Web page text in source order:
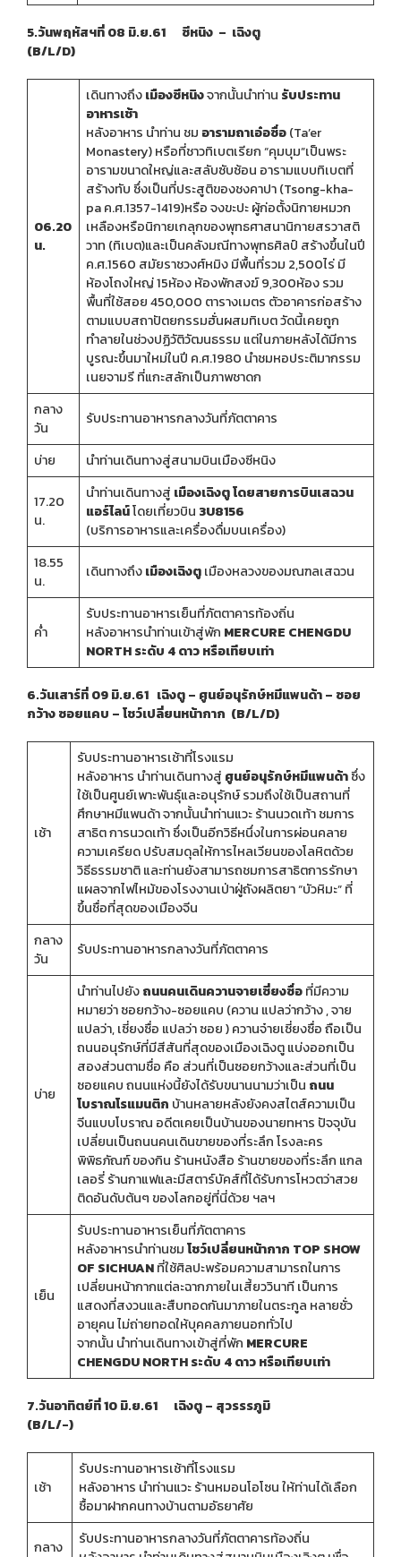
5.วันพฤหัสฯที่ 08 มิ.ย.61 ซีหนิง – เฉิงตู
(B/L/D)
06.20
น.
เดินทางถึงเมืองซีหนิงจากนั้นนำท่าน รับประทาน
อาหารเช้า
หลังอาหาร นำท่าน ชม อารามถาเอ๋อซื่อ(Ta’er
Monastery)หรือที่ชาวทิเบตเรียก “คุมบุม”เป็นพระ
อารามขนาดใหญ่และสลับซับซ้อน อารามแบบทิเบตที่
สร้างทับ ซึ่งเป็นที่ประสูติของชงคาปา (Tsong-kha-
pa ค.ศ.1357-1419)หรือ จงขะปะ ผู้ก่อตั้งนิกายหมวก
เหลืองหรือนิกายเกลุกของพุทธศาสนานิกายสรวาสติ
วาท (ทิเบต)และเป็นคลังมณีทางพุทธศิลป์ สร้างขึ้นในปี
ค.ศ.1560 สมัยราชวงศ์หมิง มีพื้นที่รวม 2,500ไร่ มี
ห้องโถงใหญ่ 15ห้อง ห้องพักสงฆ์ 9,300ห้อง รวม
พื้นที่ใช้สอย 450,000 ตารางเมตร ตัวอาคารก่อสร้าง
ตามแบบสถาปัตยกรรมฮั่นผสมทิเบต วัดนี้เคยถูก
ทำลายในช่วงปฏิวัติวัฒนธรรม แต่ในภายหลังได้มีการ
บูรณะขึ้นมาใหม่ในปี ค.ศ.1980 นำชมหอประติมากรรม
เนยจามรี ที่แกะสลักเป็นภาพชาดก
กลาง
วัน
รับประทานอาหารกลางวันที่ภัตตาคาร
บ่าย นำท่านเดินทางสู่สนามบินเมืองซีหนิง
17.20
น.
นำท่านเดินทางสู่ เมืองเฉิงตูโดยสายการบินเสฉวน
แอร์ไลน์โดยเที่ยวบิน 3U8156
(บริการอาหารและเครื่องดื่มบนเครื่อง)
18.55
น.
เดินทางถึงเมืองเฉิงตูเมืองหลวงของมณฑลเสฉวน
ค่ำ
รับประทานอาหารเย็นที่ภัตตาคารท้องถิ่น
หลังอาหารนำท่านเข้าสู่พัก MERCURE CHENGDU
NORTH ระดับ 4 ดาว หรือเทียบเท่า
6.วันเสาร์ที่ 09 มิ.ย.61 เฉิงตู – ศูนย์อนุรักษ์หมีแพนด้า – ซอย
กว้าง ซอยแคบ – โชว์เปลี่ยนหน้ากาก (B/L/D)
เช้า
รับประทานอาหารเช้าที่โรงแรม
หลังอาหาร นำท่านเดินทางสู่ ศูนย์อนุรักษ์หมีแพนด้าซึ่ง
ใช้เป็นศูนย์เพาะพันธุ์และอนุรักษ์ รวมถึงใช้เป็นสถานที่
ศึกษาหมีแพนด้า จากนั้นนำท่านแวะ ร้านนวดเท้า ชมการ
สาธิต การนวดเท้า ซึ่งเป็นอีกวิธีหนึ่งในการผ่อนคลาย
ความเครียด ปรับสมดุลให้การไหลเวียนของโลหิตด้วย
วิธีธรรมชาติ และท่านยังสามารถชมการสาธิตการรักษา
แผลจากไฟไหม้ของโรงงานเป่าฝู่ถังผลิตยา “บัวหิมะ” ที่
ขึ้นชื่อที่สุดของเมืองจีน
กลาง
วัน
รับประทานอาหารกลางวันที่ภัตตาคาร
บ่าย
นำท่านไปยังถนนคนเดินควานจายเซี่ยงซื่อที่มีความ
หมายว่า ซอยกว้าง-ซอยแคบ (ควาน แปลว่ากว้าง , จาย
แปลว่า, เซี่ยงซื่อ แปลว่า ซอย ) ควานจ๋ายเซี่ยงซื่อ ถือเป็น
ถนนอนุรักษ์ที่มีสีสันที่สุดของเมืองเฉิงตู แบ่งออกเป็น
สองส่วนตามชื่อ คือ ส่วนที่เป็นซอยกว้างและส่วนที่เป็น
ซอยแคบ ถนนแห่งนี้ยังได้รับขนานนามว่าเป็น ถนน
โบราณโรแมนติก บ้านหลายหลังยังคงสไตส์ความเป็น
จีนแบบโบราณ อดีตเคยเป็นบ้านของนายทหาร ปัจจุบัน
เปลี่ยนเป็นถนนคนเดินขายของที่ระลึก โรงละคร
พิพิธภัณฑ์ ของกิน ร้านหนังสือ ร้านขายของที่ระลึก แกล
เลอรี่ ร้านกาแฟและมีสตาร์บัคส์ที่ได้รับการโหวตว่าสวย
ติดอันดับต้นๆ ของโลกอยู่ที่นี่ด้วย ฯลฯ
เย็น
รับประทานอาหารเย็นที่ภัตตาคาร
หลังอาหารนำท่านชมโชว์เปลี่ยนหน้ากาก TOP SHOW
OF SICHUANที่ใช้ศิลปะพร้อมความสามารถในการ
เปลี่ยนหน้ากากแต่ละฉากภายในเสี้ยววินาที เป็นการ
แสดงที่สงวนและสืบทอดกันมาภายในตระกูล หลายชั่ว
อายุคน ไม่ถ่ายทอดให้บุคคลภายนอกทั่วไป
จากนั้น นำท่านเดินทางเข้าสู่ที่พัก MERCURE
CHENGDU NORTH ระดับ 4 ดาว หรือเทียบเท่า
7.วันอาทิตย์ที่ 10 มิ.ย.61 เฉิงตู – สุวรรรภูมิ
(B/L/-)
เช้า
รับประทานอาหารเช้าที่โรงแรม
หลังอาหาร นำท่านแวะ ร้านหมอนโอโซน ให้ท่านได้เลือก
ซื้อมาฝากคนทางบ้านตามอัธยาศัย
กลาง
รับประทานอาหารกลางวันที่ภัตตาคารท้องถิ่น